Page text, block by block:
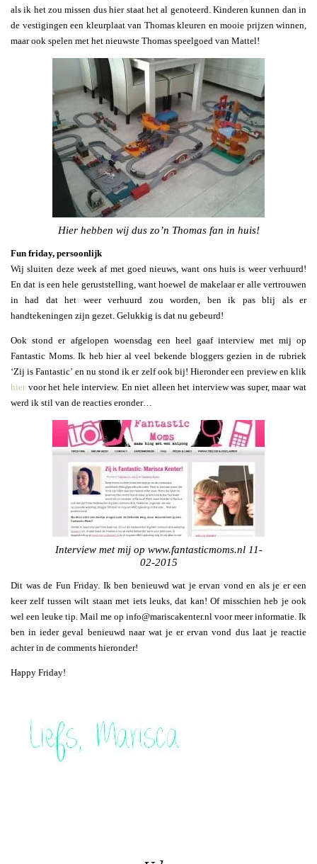
als ik het zou missen dus hier staat het al genoteerd. Kinderen kunnen dan in
de vestigingen een kleurplaat van Thomas kleuren en mooie prijzen winnen,
maar ook spelen met het nieuwste Thomas speelgoed van Mattel!
Hier hebben wij dus zo’n Thomas fan in huis!
Fun friday, persoonlijk
Wij sluiten deze week af met goed nieuws, want ons huis is weer verhuurd!
En dat is een hele geruststelling, want hoewel de makelaar er alle vertrouwen
in had dat het weer verhuurd zou worden, ben ik pas blij als er
handtekeningen zijn gezet. Gelukkig is dat nu gebeurd!
Ook stond er afgelopen woensdag een heel gaaf interview met mij op
Fantastic Moms. Ik heb hier al veel bekende bloggers gezien in de rubriek
‘Zij is Fantastic’ en nu stond ik er zelf ook bij! Hieronder een preview en klik
hier voor het hele interview. En niet alleen het interview was super, maar wat
werd ik stil van de reacties eronder…
Interview met mij op www.fantasticmoms.nl 11-
02-2015
Dit was de Fun Friday. Ik ben benieuwd wat je ervan vond en als je er een
keer zelf tussen wilt staan met iets leuks, dat kan! Of misschien heb je ook
wel een leuke tip. Mail me op info@mariscakenter.nl voor meer informatie. Ik
ben in ieder geval benieuwd naar wat je er ervan vond dus laat je reactie
achter in de comments hieronder!
Happy Friday!